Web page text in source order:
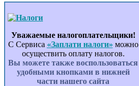
Уважаемые налогоплательщики!
С Сервиса «Заплати налоги» можно
осуществить оплату налогов.
Вы можете также воспользоваться
удобными кнопками в нижней
части нашего сайта